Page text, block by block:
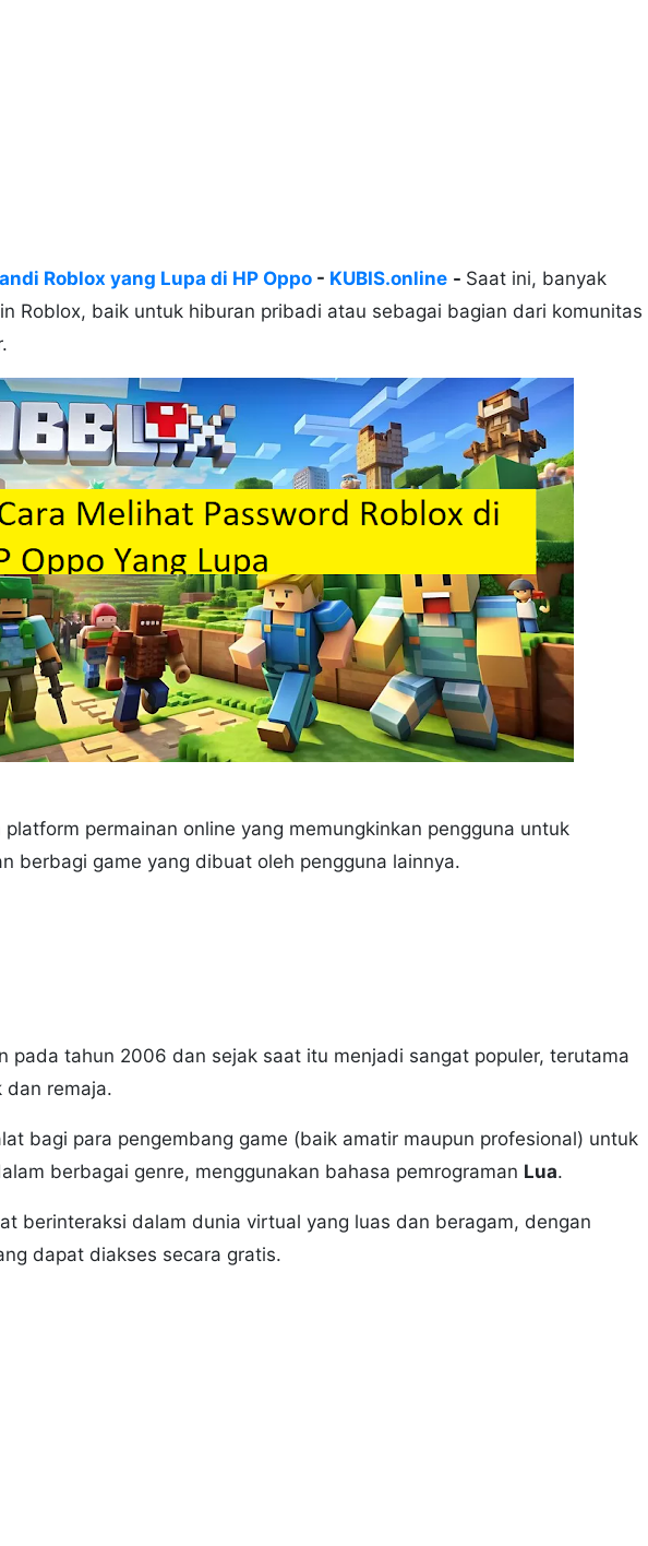
Roblox yang Lupa di HP Oppo - KUBIS.online - Saat ini, banyak
Roblox, baik untuk hiburan pribadi atau sebagai bagian dari komunitas
permainan online yang memungkinkan pengguna untuk
berbagi game yang dibuat oleh pengguna lainnya.
pada tahun 2006 dan sejak saat itu menjadi sangat populer, terutama
dan remaja.
bagi para pengembang game (baik amatir maupun profesional) untuk
berbagai genre, menggunakan bahasa pemrograman Lua.
berinteraksi dalam dunia virtual yang luas dan beragam, dengan
dapat diakses secara gratis.